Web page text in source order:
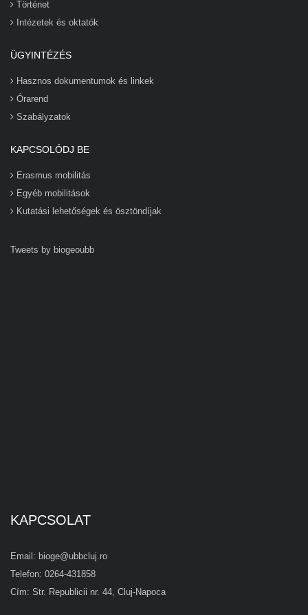
Történet
Intézetek és oktatók
ÜGYINTÉZÉS
Hasznos dokumentumok és linkek
Órarend
Szabályzatok
KAPCSOLÓDJ BE
Erasmus mobilitás
Egyéb mobilitások
Kutatási lehetőségek és ösztöndíjak
Tweets by biogeoubb
KAPCSOLAT
Email: bioge@ubbcluj.ro
Telefon: 0264-431858
Cím: Str. Republicii nr. 44, Cluj-Napoca